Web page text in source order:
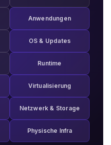
Anwendungen
OS & Updates
Runtime
Virtualisierung
Netzwerk & Storage
Physische Infra